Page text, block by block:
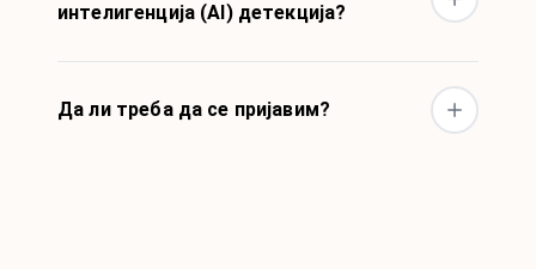
интелигенција (AI) детекција?
Да ли треба да се пријавим?